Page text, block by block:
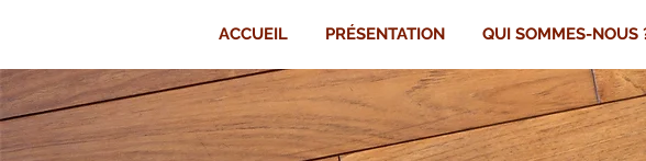
ACCUEIL PRÉSENTATION QUI SOMMES-NOUS